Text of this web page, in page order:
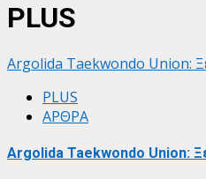
PLUS
Argolida Taekwondo Union:
PLUS
ΑΡΘΡΑ
Argolida Taekwondo Union: